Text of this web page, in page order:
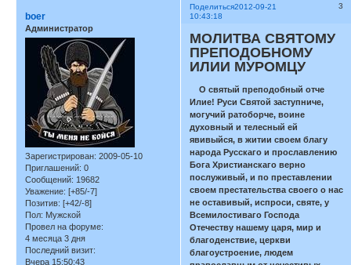
Поделиться 3
2012-09-21
10:43:18
boer
Администратор
Зарегистрирован: 2009-05-10
Приглашений: 0
Сообщений: 19682
Уважение: [+85/-7]
Позитив: [+42/-8]
Пол: Мужской
Провел на форуме:
4 месяца 3 дня
Последний визит:
Вчера 15:50:43
МОЛИТВА СВЯТОМУ
ПРЕПОДОБНОМУ
ИЛИИ МУРОМЦУ
О святый преподобный отче
Илие! Руси Святой заступниче,
могучий ратоборче, воине
духовный и телесный ей
явивыйся, в житии своем благу
народа Русскаго и прославлению
Бога Христианскаго верно
послуживый, и по преставлении
своем престательства своего о нас
не оставивый, испроси, святе, у
Всемилостиваго Господа
Отечеству нашему царя, мир и
благоденствие, церкви
благоустроение, людем